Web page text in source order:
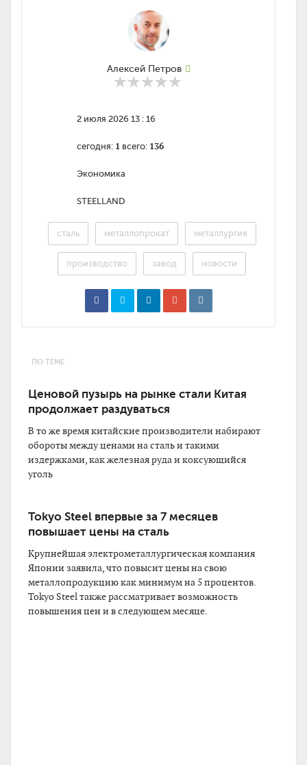
Алексей Петров
2 июля 2026 13 : 16
сегодня: 1 всего: 136
Экономика
STEELLAND
сталь металлопрокат металлургия
производство завод новости
ПО ТЕМЕ
Ценовой пузырь на рынке стали Китая
продолжает раздуваться
В то же время китайские производители набирают
обороты между ценами на сталь и такими
издержками, как железная руда и коксующийся
уголь
Tokyo Steel впервые за 7 месяцев
повышает цены на сталь
Крупнейшая электрометаллургическая компания
Японии заявила, что повысит цены на свою
металлопродукцию как минимум на 5 процентов.
Tokyo Steel также рассматривает возможность
повышения цен и в следующем месяце.